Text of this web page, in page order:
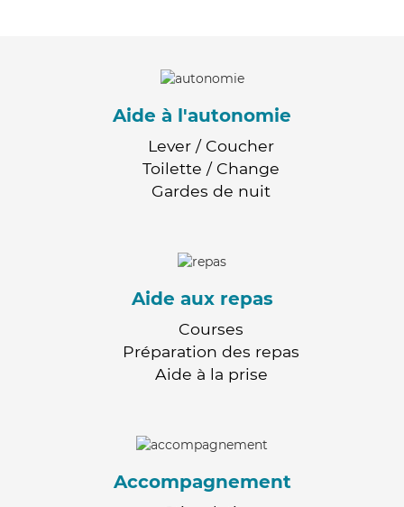
Aide à l'autonomie
Lever / Coucher
Toilette / Change
Gardes de nuit
Aide aux repas
Courses
Préparation des repas
Aide à la prise
Accompagnement